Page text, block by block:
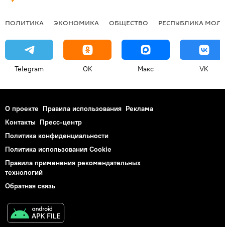
ПОЛИТИКА ЭКОНОМИКА ОБЩЕСТВО РЕСПУБЛИКА
Telegram OK Макс VK
О проекте Правила использования Реклама
Контакты Пресс-центр
Политика конфиденциальности
Политика использования Cookie
Правила применения рекомендательных
технологий
Обратная связь